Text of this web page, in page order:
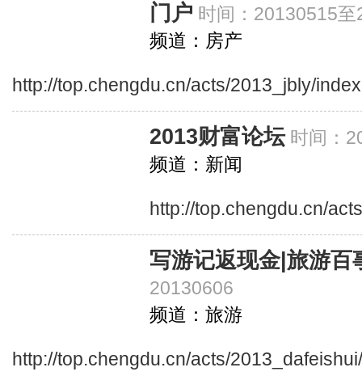
门户 时间：20130515
频道：房产
http://top.chengdu.cn/acts/2013_jbly/
2013财富论坛 时间：
频道：新闻
http://top.chengdu.cn/
写游记返现金|旅游百
20130606
频道：旅游
http://top.chengdu.cn/acts/